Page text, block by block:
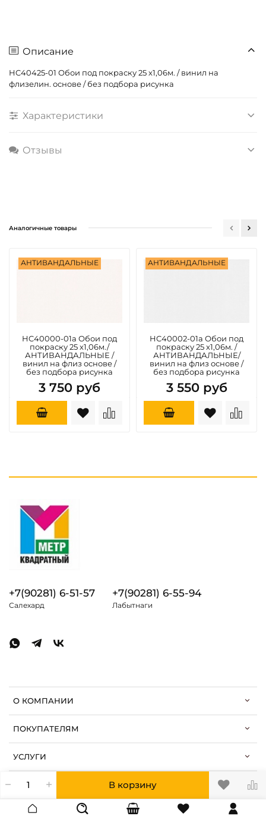
В корзину
Описание
HC40425-01 Обои под покраску 25 х1,06м. / винил на
флизелин. основе / без подбора рисунка
Характеристики
Отзывы
Аналогичные товары
АНТИВАНДАЛЬНЫЕ
HC40000-01a Обои под
покраску 25 х1,06м./
АНТИВАНДАЛЬНЫЕ /
винил на флиз основе /
без подбора рисунка
3 750 руб
АНТИВАНДАЛЬНЫЕ
HC40002-01a Обои под
покраску 25 х1,06м. /
АНТИВАНДАЛЬНЫЕ/
винил на флиз основе /
без подбора рисунка
3 550 руб
О КОМПАНИИ
ПОКУПАТЕЛЯМ
УСЛУГИ
+7(90281) 6-51-57
Салехард
+7(90281) 6-55-94
Лабытнаги